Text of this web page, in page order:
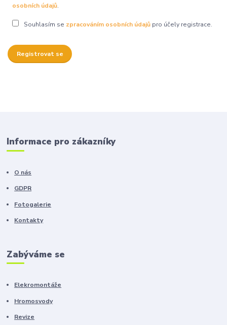
osobních údajů.
Souhlasím se zpracováním osobních údajůpro účely registrace.
Registrovat se
Informace pro zákazníky
O nás
GDPR
Fotogalerie
Kontakty
Zabýváme se
Elekromontáže
Hromosvody
Revize